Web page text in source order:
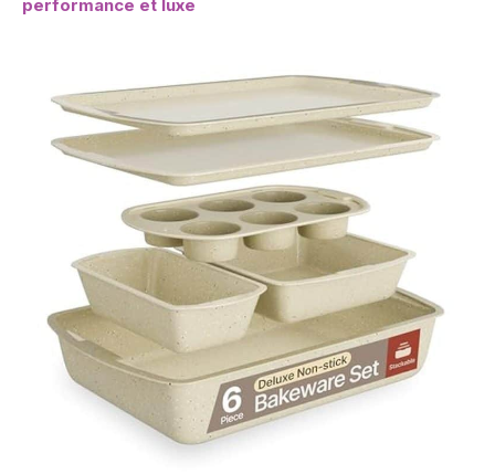
performance et luxe